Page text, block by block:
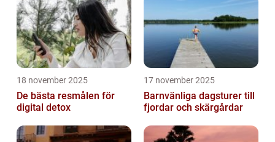
18 november 2025
De bästa resmålen för
digital detox
17 november 2025
Barnvänliga dagsturer till
fjordar och skärgårdar